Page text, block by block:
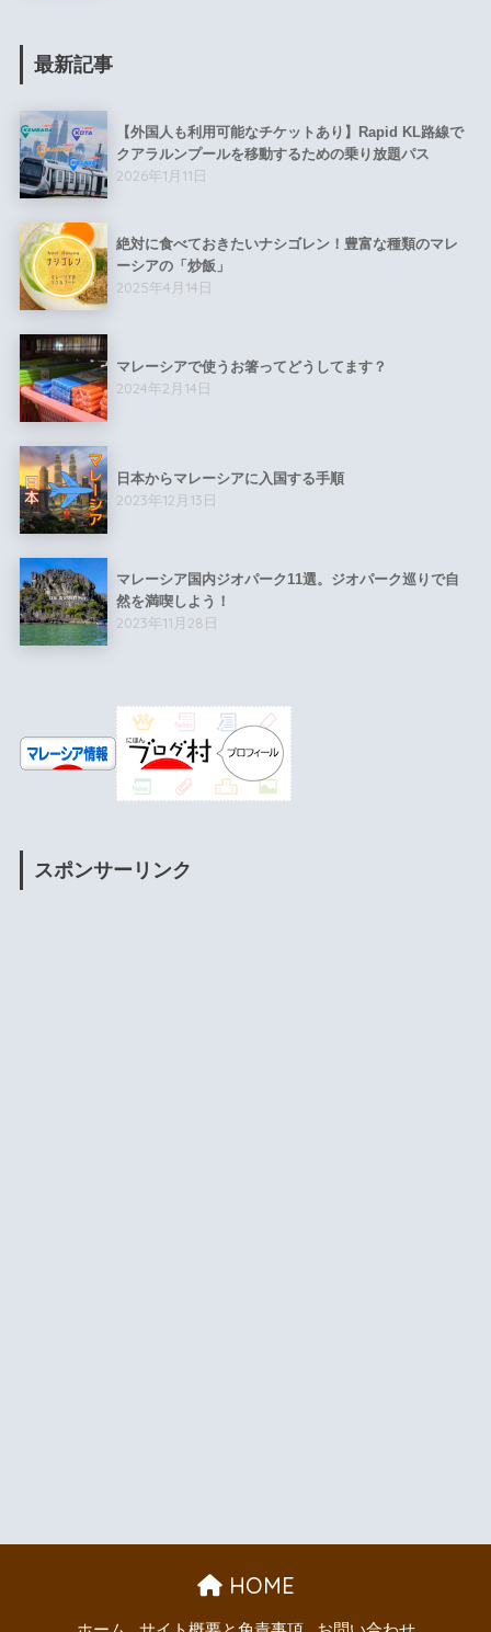
最新記事
【外国人も利用可能なチケットあり】Rapid KL路線で
クアラルンプールを移動するための乗り放題パス
2026年1月11日
絶対に食べておきたいナシゴレン！豊富な種類のマレ
ーシアの「炒飯」
2025年4月14日
マレーシアで使うお箸ってどうしてます？
2024年2月14日
日本からマレーシアに入国する手順
2023年12月13日
マレーシア国内ジオパーク11選。ジオパーク巡りで自
然を満喫しよう！
2023年11月28日
スポンサーリンク
HOME